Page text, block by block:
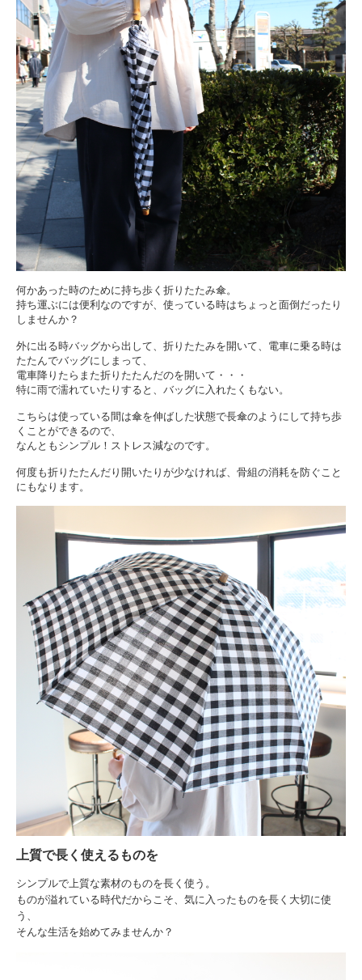
何かあった時のために持ち歩く折りたたみ傘。
持ち運ぶには便利なのですが、使っている時はちょっと面倒だったり
しませんか？
外に出る時バッグから出して、折りたたみを開いて、電車に乗る時は
たたんでバッグにしまって、
電車降りたらまた折りたたんだのを開いて・・・
特に雨で濡れていたりすると、バッグに入れたくもない。
こちらは使っている間は傘を伸ばした状態で長傘のようにして持ち歩
くことができるので、
なんともシンプル！ストレス減なのです。
何度も折りたたんだり開いたりが少なければ、骨組の消耗を防ぐこと
にもなります。
上質で長く使えるものを
シンプルで上質な素材のものを長く使う。
ものが溢れている時代だからこそ、気に入ったものを長く大切に使
う、
そんな生活を始めてみませんか？